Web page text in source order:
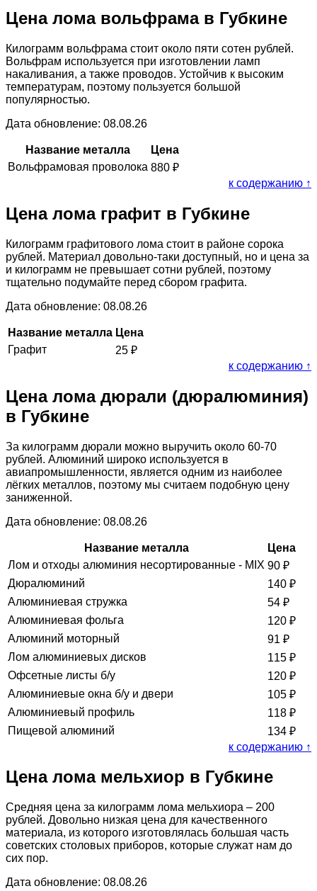
Цена лома вольфрама в Губкине
Килограмм вольфрама стоит около пяти сотен рублей.
Вольфрам используется при изготовлении ламп
накаливания, а также проводов. Устойчив к высоким
температурам, поэтому пользуется большой
популярностью.
Дата обновление: 08.08.26
Название металла
Цена
Вольфрамовая проволока 880 ₽
к содержанию ↑
Цена лома графит в Губкине
Килограмм графитового лома стоит в районе сорока
рублей. Материал довольно-таки доступный, но и цена за
и килограмм не превышает сотни рублей, поэтому
тщательно подумайте перед сбором графита.
Дата обновление: 08.08.26
Название металла Цена
Графит
25 ₽
к содержанию ↑
Цена лома дюрали (дюралюминия)
в Губкине
За килограмм дюрали можно выручить около 60-70
рублей. Алюминий широко используется в
авиапромышленности, является одним из наиболее
лёгких металлов, поэтому мы считаем подобную цену
заниженной.
Дата обновление: 08.08.26
Название металла
Цена
Лом и отходы алюминия несортированные - MIX 90 ₽
Дюралюминий
140 ₽
Алюминиевая стружка
54 ₽
Алюминиевая фольга
120 ₽
Алюминий моторный
91 ₽
Лом алюминиевых дисков
115 ₽
Офсетные листы б/у
120 ₽
Алюминиевые окна б/у и двери
105 ₽
Алюминиевый профиль
118 ₽
Пищевой алюминий
134 ₽
к содержанию ↑
Цена лома мельхиор в Губкине
Средняя цена за килограмм лома мельхиора – 200
рублей. Довольно низкая цена для качественного
материала, из которого изготовлялась большая часть
советских столовых приборов, которые служат нам до
сих пор.
Дата обновление: 08.08.26